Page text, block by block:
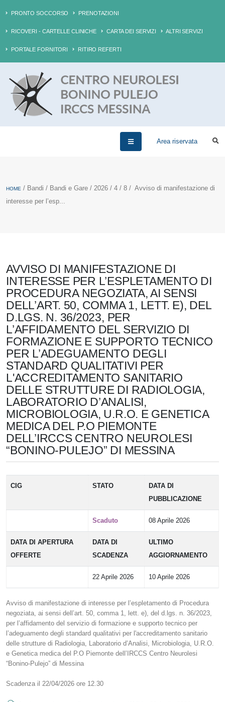
PRONTO SOCCORSO PRENOTAZIONI
RICOVERI - CARTELLE CLINICHE CARTA DEI SERVIZI ALTRI SERVIZI
PORTALE FORNITORI RITIRO REFERTI
Area riservata
HOME / Bandi / Bandi e Gare / 2026 / 4 / 8 / Avviso di manifestazione di
interesse per l’esp...
AVVISO DI MANIFESTAZIONE DI
INTERESSE PER L’ESPLETAMENTO DI
PROCEDURA NEGOZIATA, AI SENSI
DELL’ART. 50, COMMA 1, LETT. E), DEL
D.LGS. N. 36/2023, PER
L’AFFIDAMENTO DEL SERVIZIO DI
FORMAZIONE E SUPPORTO TECNICO
PER L’ADEGUAMENTO DEGLI
STANDARD QUALITATIVI PER
L'ACCREDITAMENTO SANITARIO
DELLE STRUTTURE DI RADIOLOGIA,
LABORATORIO D’ANALISI,
MICROBIOLOGIA, U.R.O. E GENETICA
MEDICA DEL P.O PIEMONTE
DELL’IRCCS CENTRO NEUROLESI
“BONINO-PULEJO” DI MESSINA
CIG STATO
DATA DI
PUBBLICAZIONE
Scaduto 08 Aprile 2026
DATA DI APERTURA
OFFERTE
DATA DI
SCADENZA
ULTIMO
AGGIORNAMENTO
22 Aprile 2026 10 Aprile 2026
Avviso di manifestazione di interesse per l’espletamento di Procedura
negoziata, ai sensi dell’art. 50, comma 1, lett. e), del d.lgs. n. 36/2023,
per l’affidamento del servizio di formazione e supporto tecnico per
l’adeguamento degli standard qualitativi per l'accreditamento sanitario
delle strutture di Radiologia, Laboratorio d’Analisi, Microbiologia, U.R.O.
e Genetica medica del P.O Piemonte dell’IRCCS Centro Neurolesi
“Bonino-Pulejo” di Messina
Scadenza il 22/04/2026 ore 12.30